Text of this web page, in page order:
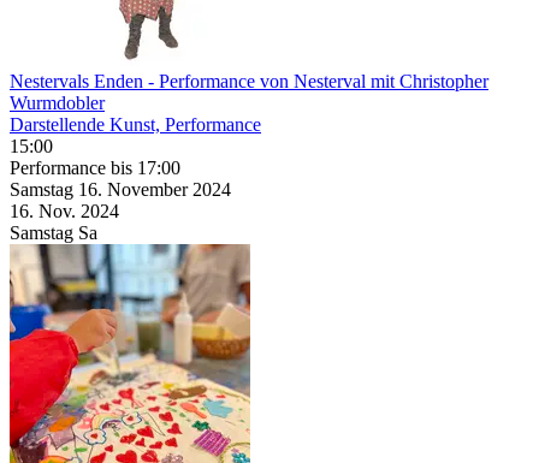
Nestervals Enden - Performance von Nesterval mit Christopher
Wurmdobler
Darstellende Kunst, Performance
15:00
Performance bis 17:00
Samstag 16. November 2024
16. Nov. 2024
Samstag Sa